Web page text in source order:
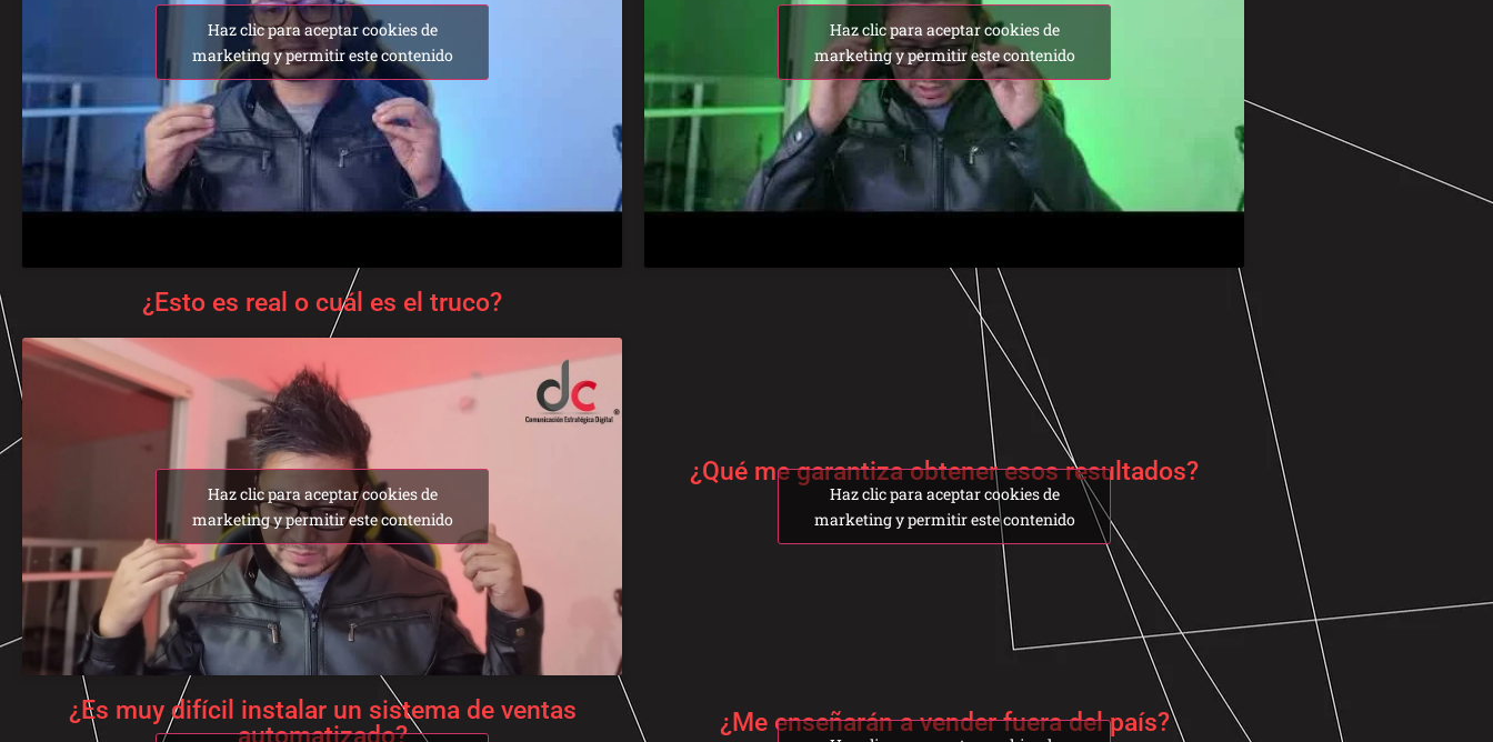
Haz clic para aceptar cookies de
marketing y permitir este contenido
Haz clic para aceptar cookies de
marketing y permitir este contenido
¿Esto es real o cuál es el truco?
Haz clic para aceptar cookies de
marketing y permitir este contenido
¿Qué me garantiza obtener esos resultados?
Haz clic para aceptar cookies de
marketing y permitir este contenido
¿Es muy difícil instalar un sistema de ventas
automatizado?
¿Me enseñarán a vender fuera del país?